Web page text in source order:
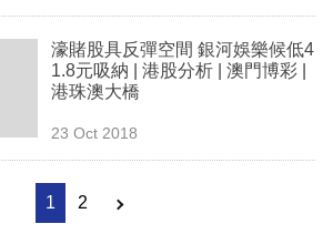
濠賭股具反彈空間 銀河娛樂候低4
1.8元吸納 | 港股分析 | 澳門博彩 |
港珠澳大橋
23 Oct 2018
1 2